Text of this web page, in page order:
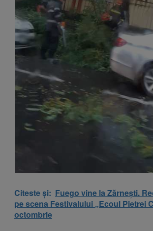
Citeste și: Fuego vine la Zărnești.
pe scena Festivalului „Ecoul Pietrei
octombrie